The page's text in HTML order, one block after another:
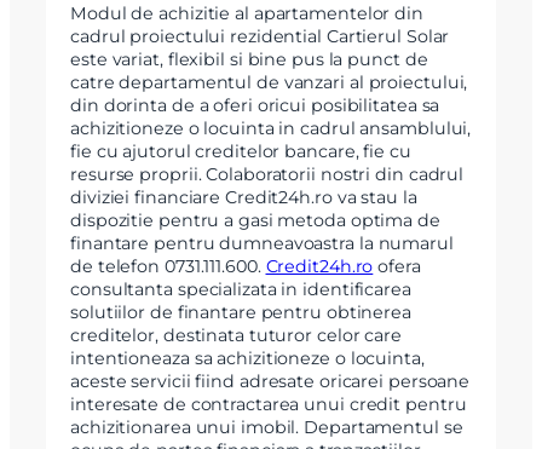
Modul de achizitie al apartamentelor din
cadrul proiectului rezidential Cartierul Solar
este variat, flexibil si bine pus la punct de
catre departamentul de vanzari al proiectului,
din dorinta de a oferi oricui posibilitatea sa
achizitioneze o locuinta in cadrul ansamblului,
fie cu ajutorul creditelor bancare, fie cu
resurse proprii. Colaboratorii nostri din cadrul
diviziei financiare Credit24h.ro va stau la
dispozitie pentru a gasi metoda optima de
finantare pentru dumneavoastra la numarul
de telefon 0731.111.600. Credit24h.ro ofera
consultanta specializata in identificarea
solutiilor de finantare pentru obtinerea
creditelor, destinata tuturor celor care
intentioneaza sa achizitioneze o locuinta,
aceste servicii fiind adresate oricarei persoane
interesate de contractarea unui credit pentru
achizitionarea unui imobil. Departamentul se